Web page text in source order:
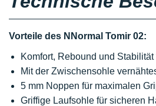
Vorteile des NNormal Tomir 02:
Komfort, Rebound und
Mit der Zwischensohle
5 mm Noppen für maximalen
Griffige Laufsohle für sicheren